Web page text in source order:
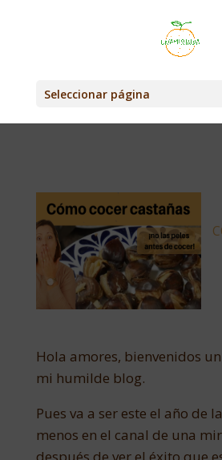
Seleccionar página
Hola amores, bienvenidos
mi humilde blog.
Pues va a ser este el año de
menos en el canal de una